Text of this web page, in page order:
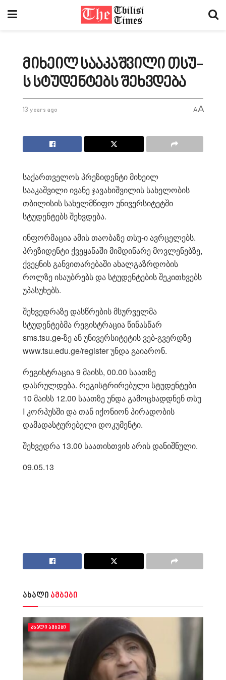
მიხეილ სააკაშვილი თსუ-
ს სტუდენტებს შეხვდება
13 years ago AA
საქართველოს პრეზიდენტი მიხეილ
სააკაშვილი ივანე ჯავახიშვილის სახელობის
თბილისის სახელმწიფო უნივერსიტეტში
სტუდენტებს შეხვდება.
ინფორმაცია ამის თაობაზე თსუ-ი ავრცელებს.
პრეზიდენტი ქვეყანაში მიმდინარე მოვლენებზე,
ქვეყნის განვითარებაში ახალგაზრდობის
როლზე ისაუბრებს და სტუდენტების შეკითხვებს
უპასუხებს.
შეხვედრაზე დასწრების მსურველმა
სტუდენტებმა რეგისტრაცია წინასწარ
sms.tsu.ge-ზე ან უნივერსიტეტის ვებ-გვერდზე
www.tsu.edu.ge/register უნდა გაიარონ.
რეგისტრაცია 9 მაისს, 00.00 საათზე
დასრულდება. რეგისტრირებული სტუდენტები
10 მაისს 12.00 საათზე უნდა გამოცხადდნენ თსუ
I კორპუსში და თან იქონიონ პირადობის
დამადასტურებელი დოკუმენტი.
შეხვედრა 13.00 საათისთვის არის დანიშნული.
09.05.13
ახალი ამბები
ᲐᲮᲐᲚᲘ ᲐᲛᲑᲔᲑᲘ